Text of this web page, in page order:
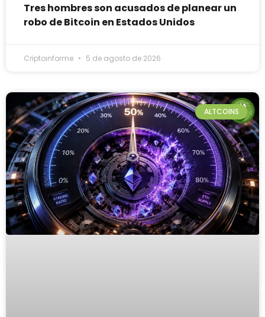
Tres hombres son acusados de planear un
robo de Bitcoin en Estados Unidos
Criptoinforme 5 de agosto de 2026
ALTCOINS